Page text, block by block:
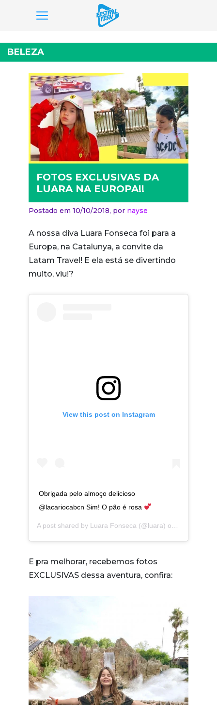
para
o
conteúdo
BELEZA
FOTOS EXCLUSIVAS DA
LUARA NA EUROPA!!
Postado em 10/10/2018, por nayse
A nossa diva Luara Fonseca foi para a
Europa, na Catalunya, a convite da
Latam Travel! E ela está se divertindo
muito, viu!?
View this post on Instagram
Obrigada pelo almoço delicioso
@lacariocabcn Sim! O pão é rosa
A post shared by Luara Fonseca (@luara) on
E pra melhorar, recebemos fotos
EXCLUSIVAS dessa aventura, confira: